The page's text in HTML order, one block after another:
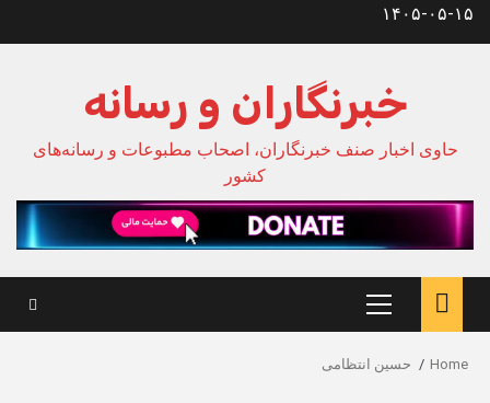
Skip۱۴۰۵-۰۵-۱۵
خبرنگاران و رسانه
حاوی اخبار صنف خبرنگاران، اصحاب مطبوعات و رسانه‌های
کشور
Primary
Menu
Home حسین انتظامی